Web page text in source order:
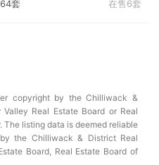
64套 在售6套
copyright by the Chilliwack &
Real Estate Board or Real
The listing data is deemed reliable
the Chilliwack & District Real
Board, Real Estate Board of